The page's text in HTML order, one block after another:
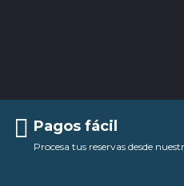
Pagos fácil
Procesa tus reservas desde